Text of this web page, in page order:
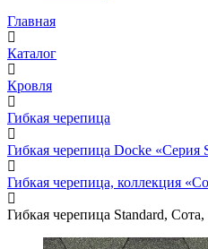
Главная
Каталог
Кровля
Гибкая черепица
Гибкая черепица Docke «Серия
Гибкая черепица, коллекция
Гибкая черепица Standard,